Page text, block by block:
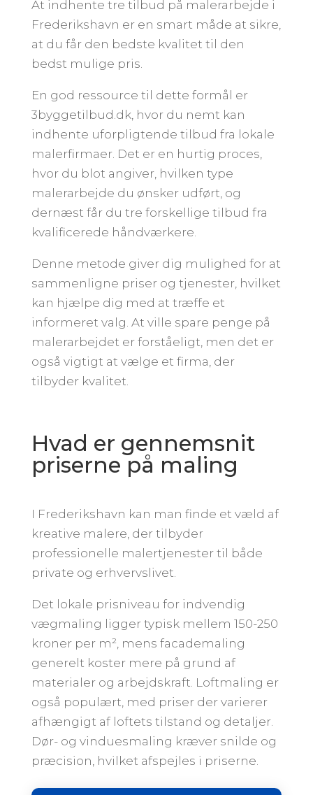
At indhente tre tilbud på malerarbejde i
Frederikshavn er en smart måde at sikre,
at du får den bedste kvalitet til den
bedst mulige pris.
En god ressource til dette formål er
3byggetilbud.dk, hvor du nemt kan
indhente uforpligtende tilbud fra lokale
malerfirmaer. Det er en hurtig proces,
hvor du blot angiver, hvilken type
malerarbejde du ønsker udført, og
dernæst får du tre forskellige tilbud fra
kvalificerede håndværkere.
Denne metode giver dig mulighed for at
sammenligne priser og tjenester, hvilket
kan hjælpe dig med at træffe et
informeret valg. At ville spare penge på
malerarbejdet er forståeligt, men det er
også vigtigt at vælge et firma, der
tilbyder kvalitet.
Hvad er gennemsnit
priserne på maling
I Frederikshavn kan man finde et væld af
kreative malere, der tilbyder
professionelle malertjenester til både
private og erhvervslivet.
Det lokale prisniveau for indvendig
vægmaling ligger typisk mellem 150-250
kroner per m², mens facademaling
generelt koster mere på grund af
materialer og arbejdskraft. Loftmaling er
også populært, med priser der varierer
afhængigt af loftets tilstand og detaljer.
Dør- og vinduesmaling kræver snilde og
præcision, hvilket afspejles i priserne.